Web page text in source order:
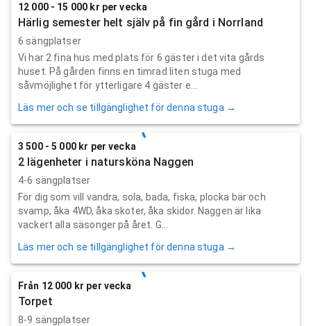
12 000 - 15 000 kr per vecka
Härlig semester helt själv på fin gård i Norrland
6 sängplatser
Vi har 2 fina hus med plats för 6 gäster i det vita gårds
huset. På gården finns en timrad liten stuga med
såvmöjlighet för ytterligare 4 gäster e...
Läs mer och se tillgänglighet för denna stuga →
3 500 - 5 000 kr per vecka
2 lägenheter i natursköna Naggen
4-6 sängplatser
För dig som vill vandra, sola, bada, fiska, plocka bär och
svamp, åka 4WD, åka skoter, åka skidor. Naggen är lika
vackert alla säsonger på året. G...
Läs mer och se tillgänglighet för denna stuga →
Från 12 000 kr per vecka
Torpet
8-9 sängplatser